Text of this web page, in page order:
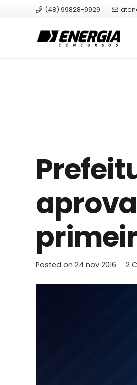
(48) 99828-9929
Posted on 24 nov 2016 2